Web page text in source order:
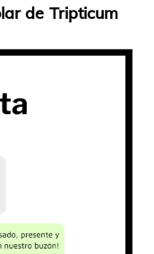
de Tripticum